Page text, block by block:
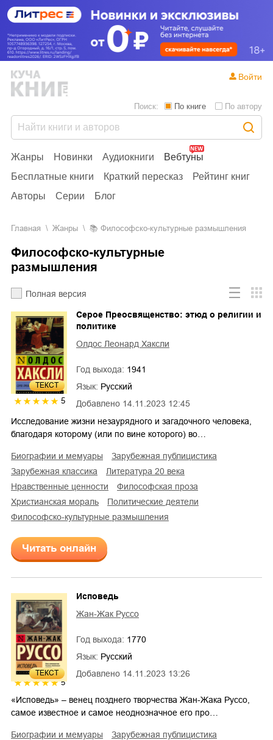
Жанры Новинки Аудиокниги
Вебтуны
Бесплатные книги
Краткий пересказ
Рейтинг книг
Авторы
Серии Блог
Поиск: По книге По автору
Войти
Главная Жанры Философско-культурные размышления
Философско-культурные
размышления
Полная версия
ТЕКСТ
5 Добавлено 14.11.2023 12:45
Серое Преосвященство: этюд о религии и
политике
Олдос Леонард Хаксли
Год выхода: 1941
Язык: Русский
Исследование жизни незаурядного и загадочного человека,
благодаря которому (или по вине которого) во…
биографии и мемуары
зарубежная публицистика
зарубежная классика
литература 20 века
нравственные ценности
философская проза
христианская мораль
политические деятели
философско-культурные размышления
Читать онлайн
ТЕКСТ
5
Добавлено 14.11.2023 13:26
Исповедь
Жан-Жак Руссо
Год выхода: 1770
Язык: Русский
«Исповедь» – венец позднего творчества Жан-Жака Руссо,
самое известное и самое неоднозначное его про…
биографии и мемуары
зарубежная публицистика